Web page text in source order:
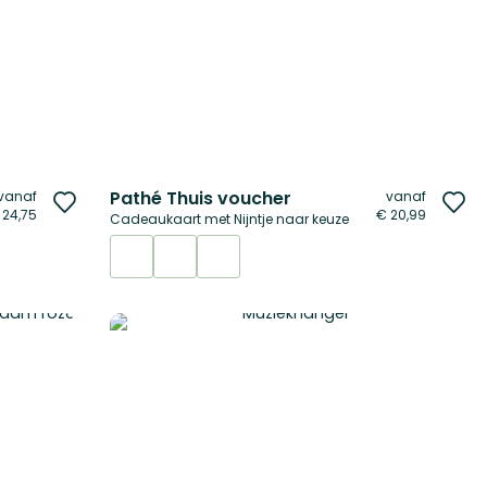
Voeg
verlanglijst
Pathé Thuis voucher
Cadeaukaart met Nijntje naar keuze
vanaf
€ 20,99